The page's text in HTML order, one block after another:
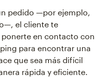
pedido —por ejemplo,
el cliente te
en contacto con
para encontrar una
que sea más difícil
rápida y eficiente.